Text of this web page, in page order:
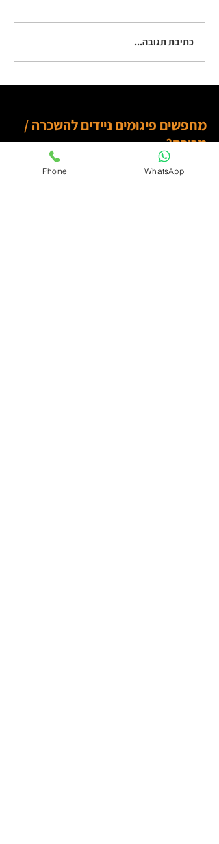
מהן תקנות הפיגומים החדשות
וכיצד ניתן לעמוד בהן?
כתיבת תגובה...
מחפשים פיגומים ניידים להשכרה /
מכירה?
תשאירו פרטים ואחזור אליכם מייד
Phone WhatsApp